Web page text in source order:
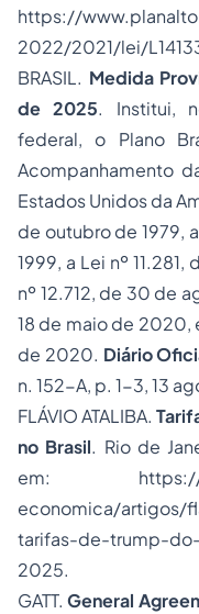
https://
2022/2021/lei/
BRASIL. Medida
de 2025. Institui,
federal, o Plano
Acompanhamento
Estados Unidos da
de outubro de 1979,
1999, a Lei nº
nº 12.712, de 30 de
18 de maio de 2020,
de 2020. Diário
n. 152-A, p. 1-3, 13
FLÁVIO ATALIBA.
no Brasil. Rio de
em: https://
economica/artigos/
tarifas-de-trump-
2025.
GATT.General